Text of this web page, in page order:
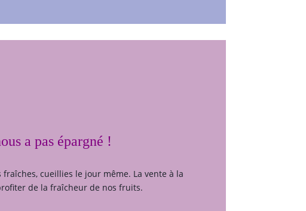
a pas épargné !
cueillies le jour même. La vente à la
de la fraîcheur de nos fruits.